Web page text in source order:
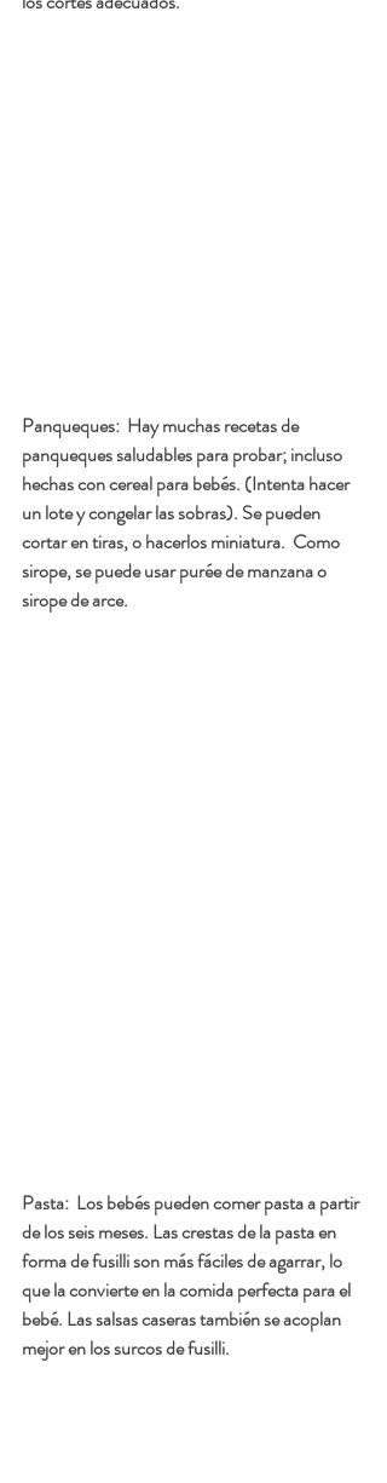
Panqueques:
  Hay muchas recetas de
panqueques saludables para probar; incluso
hechas con cereal para bebés. (Intenta hacer
un lote y congelar las sobras). Se pueden
cortar en tiras, o hacerlos miniatura.  Como
sirope, se puede usar purée de manzana o
sirope de arce.
Pasta: Los bebés pueden comer pasta a partir
de los seis meses. Las crestas de la pasta en
forma de fusilli son más fáciles de agarrar, lo
que la convierte en la comida perfecta para el
bebé. Las salsas caseras también se acoplan
mejor en los surcos de fusilli.